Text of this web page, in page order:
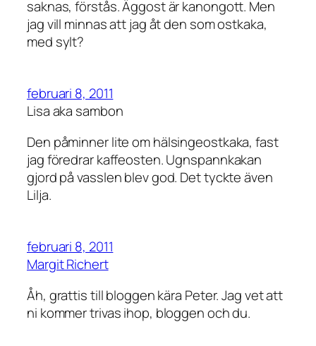
saknas, förstås. Äggost är kanongott. Men
jag vill minnas att jag åt den som ostkaka,
med sylt?
februari 8, 2011
Lisa aka sambon
Den påminner lite om hälsingeostkaka, fast
jag föredrar kaffeosten. Ugnspannkakan
gjord på vasslen blev god. Det tyckte även
Lilja.
februari 8, 2011
Margit Richert
Åh, grattis till bloggen kära Peter. Jag vet att
ni kommer trivas ihop, bloggen och du.